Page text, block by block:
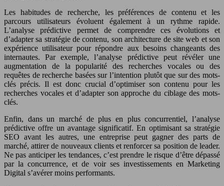
Les habitudes de recherche, les préférences de contenu et les
parcours utilisateurs évoluent également à un rythme rapide.
L’analyse prédictive permet de comprendre ces évolutions et
d’adapter sa stratégie de contenu, son architecture de site web et son
expérience utilisateur pour répondre aux besoins changeants des
internautes. Par exemple, l’analyse prédictive peut révéler une
augmentation de la popularité des recherches vocales ou des
requêtes de recherche basées sur l’intention plutôt que sur des mots-
clés précis. Il est donc crucial d’optimiser son contenu pour les
recherches vocales et d’adapter son approche du ciblage des mots-
clés.
Enfin, dans un marché de plus en plus concurrentiel, l’analyse
prédictive offre un avantage significatif. En optimisant sa stratégie
SEO avant les autres, une entreprise peut gagner des parts de
marché, attirer de nouveaux clients et renforcer sa position de leader.
Ne pas anticiper les tendances, c’est prendre le risque d’être dépassé
par la concurrence, et de voir ses investissements en Marketing
Digital s’avérer moins performants.